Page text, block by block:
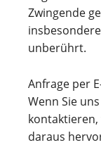
Zwingende
unberührt.
Anfrage per
Wenn Sie
daraus